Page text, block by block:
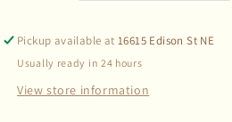
Pickup available at16615 Edison St NE
Usually ready in 24 hours
View store information